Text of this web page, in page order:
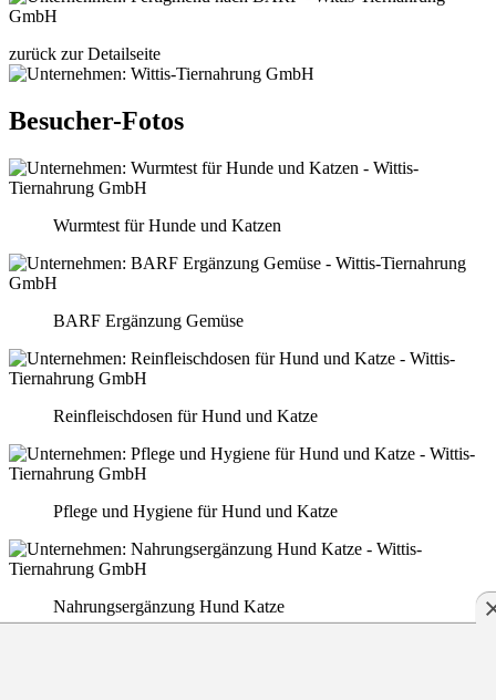
zurück zur Detailseite
Besucher-Fotos
Wurmtest für Hunde und Katzen
BARF Ergänzung Gemüse
Reinfleischdosen für Hund und Katze
Pflege und Hygiene für Hund und Katze
Nahrungsergänzung Hund Katze